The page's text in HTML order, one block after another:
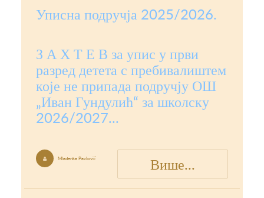
Уписна подручја 2025/2026.
З А Х Т Е В за упис у први
разред детета с пребивалиштем
које не припада подручју ОШ
„Иван Гундулић“ за школску
2026/2027...
Више...
 Mladenka Pavlović